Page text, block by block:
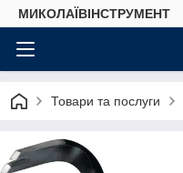
МИКОЛАЇВІНСТРУМЕНТ
Товари та послуги